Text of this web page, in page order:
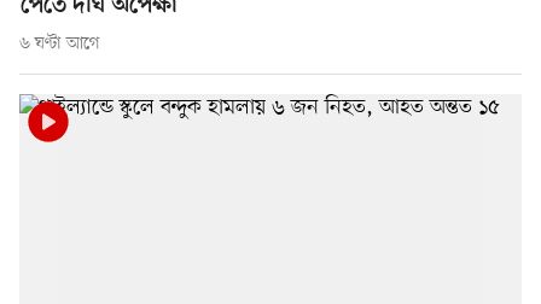
পেতে দীর্ঘ অপেক্ষা
৬ ঘণ্টা আগে